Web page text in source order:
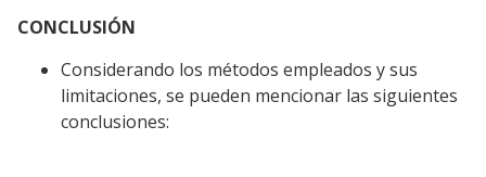
CONCLUSIÓN
Considerando los métodos empleados y sus
limitaciones, se pueden mencionar las siguientes
conclusiones: